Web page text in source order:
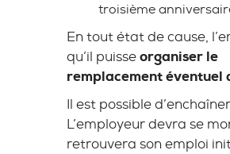
troisième
En tout état de cause,
qu’il puisseorganiser le
remplacement éventuel
Il est possible
L’employeur devra se
retrouvera son emploi